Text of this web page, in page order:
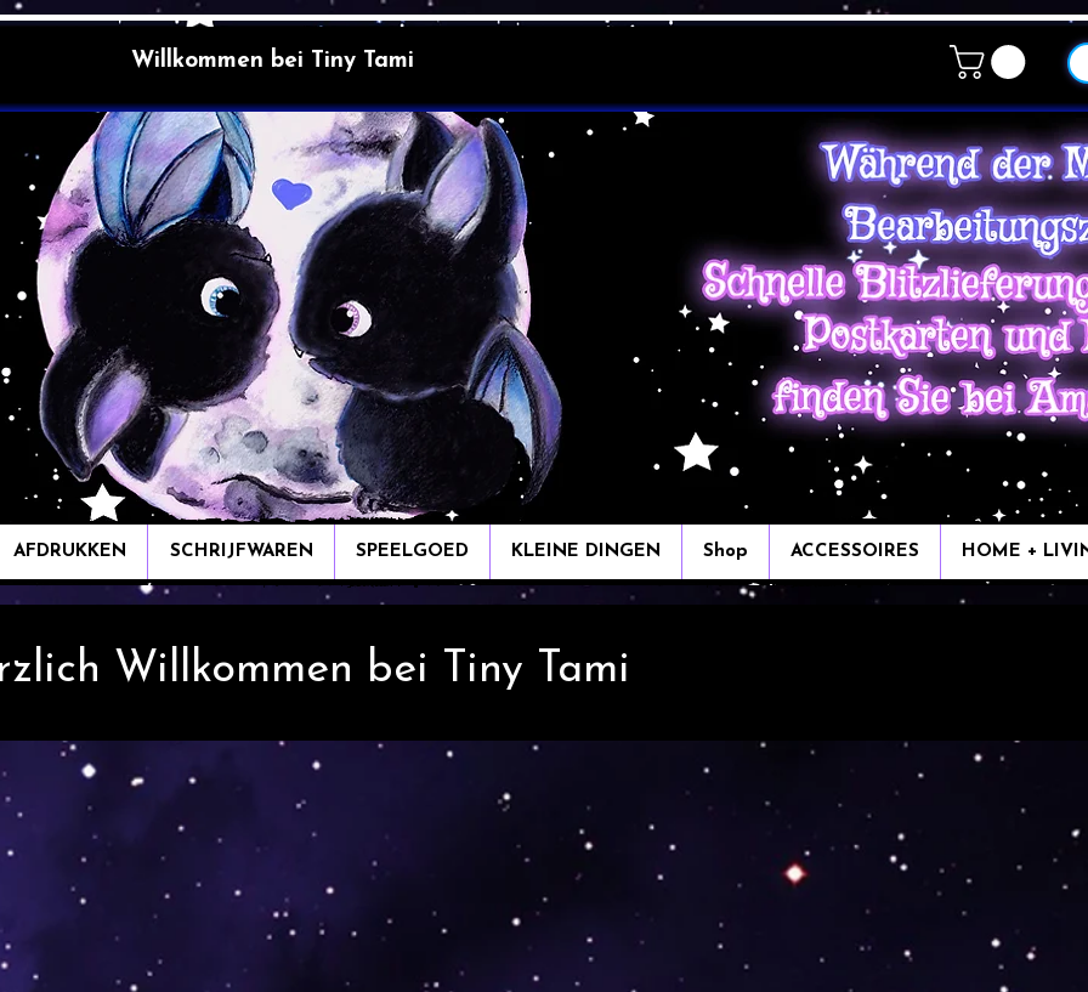
Willkommen bei Tiny Tami
AFDRUKKEN SCHRIJFWAREN SPEELGOED KLEINE DINGEN Shop ACCESSOIRES HOME +
Willkommen bei Tiny Tami